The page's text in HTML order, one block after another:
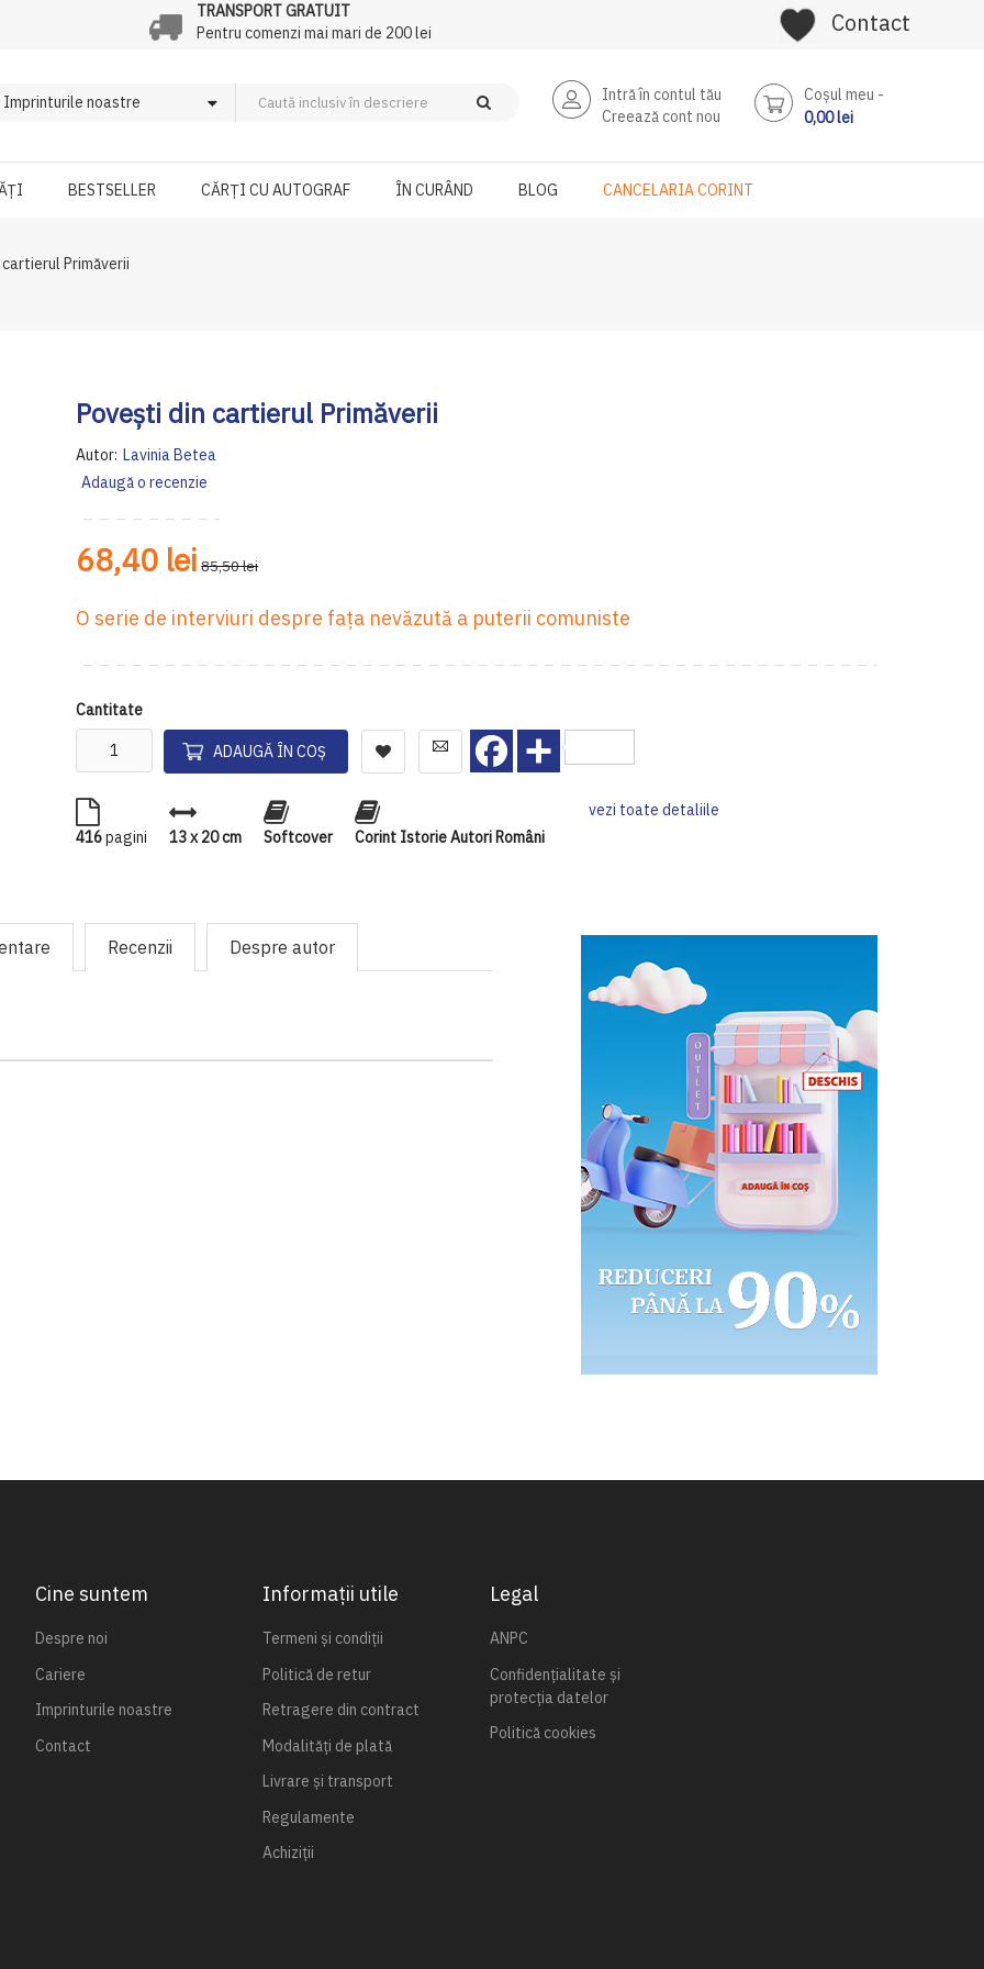
TRANSPORT GRATUIT
Pentru comenzi mai mari de 200 lei
Contact
Intră în contul tău
Creează cont nou
Coşul meu
0,00 lei
BESTSELLER CĂRȚI CU AUTOGRAF ÎN CURÂND BLOG CANCELARIA CORINT
Primăverii
Povești din cartierul Primăverii
Autor: Lavinia Betea
Adaugă o recenzie
68,40 lei 85,50 lei
O serie de interviuri despre fața nevăzută a puterii comuniste
Cantitate
ADAUGĂ ÎN COȘ
Facebook
416pagini 13 x 20 cm Softcover Corint Istorie Autori Români
vezi toate detaliile
Recenzii Despre autor
Cine suntem
Despre noi
Cariere
Imprinturile noastre
Contact
Informații utile
Termeni și condiții
Politică de retur
Retragere din contract
Modalități de plată
Livrare și transport
Regulamente
Achiziții
Legal
ANPC
Confidențialitate și
protecția datelor
Politică cookies